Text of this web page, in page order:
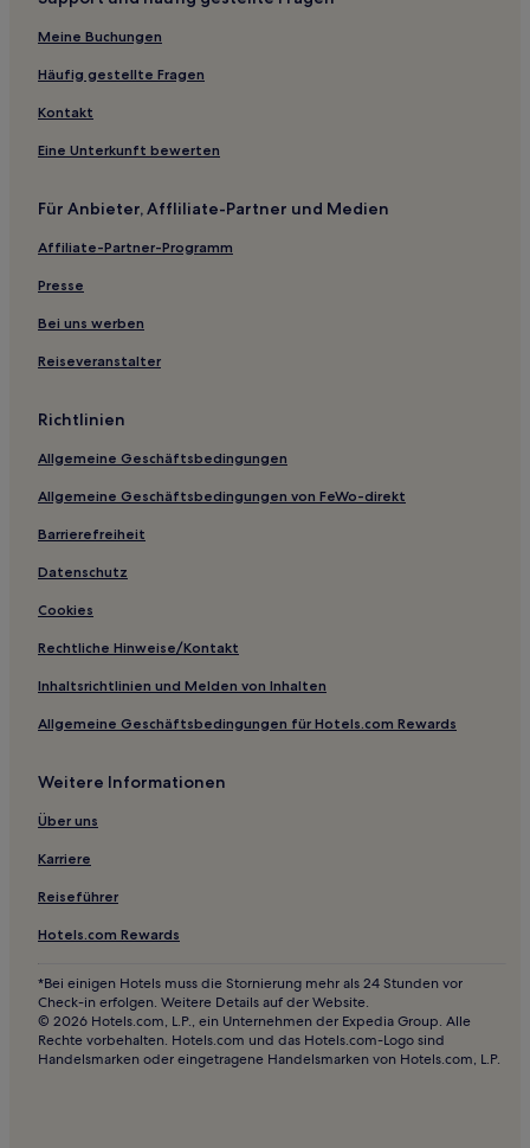
Hotels nahe Rats of Tobruk Memorial
Belconnen: Hotels
Turner: Hotels
Watson: Hotels
Reid: Hotels
Isaacs: Hotels
Hotels nahe Telstra Tower
O'connor: Hotels
Hotels nahe Molonglo River Reserve
Kambah: Hotels
Ferienwohnungen in Canberra
Business in Braddon
Hotels mit Küchenzeile in Braddon
Hotels mit Fitnessbereich in Braddon
Hotels mit Küchenzeile nahe East Basin
Hotels mit Pool in Canberra
Familien in Canberra
Meine Buchungen
Häufig gestellte Fragen
Kontakt
Eine Unterkunft bewerten
Für Anbieter, Affliliate-Partner und Medien
Affiliate-Partner-Programm
Presse
Bei uns werben
Reiseveranstalter
Richtlinien
Allgemeine Geschäftsbedingungen
Allgemeine Geschäftsbedingungen von FeWo-direkt
Barrierefreiheit
Datenschutz
Cookies
Rechtliche Hinweise/Kontakt
Inhaltsrichtlinien und Melden von Inhalten
Allgemeine Geschäftsbedingungen für Hotels.com Rewards
Weitere Informationen
Über uns
Karriere
Reiseführer
Hotels.com Rewards
*Bei einigen Hotels muss die Stornierung mehr als 24 Stunden vor
Check-in erfolgen. Weitere Details auf der Website.
© 2026 Hotels.com, L.P., ein Unternehmen der Expedia Group. Alle
Rechte vorbehalten. Hotels.com und das Hotels.com-Logo sind
Handelsmarken oder eingetragene Handelsmarken von Hotels.com, L.P.